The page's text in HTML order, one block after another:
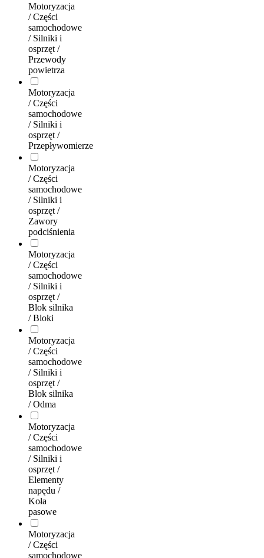
Motoryzacja
/ Części
samochodowe
/ Silniki i
osprzęt /
Przewody
powietrza
Motoryzacja
/ Części
samochodowe
/ Silniki i
osprzęt /
Przepływomierze
Motoryzacja
/ Części
samochodowe
/ Silniki i
osprzęt /
Zawory
podciśnienia
Motoryzacja
/ Części
samochodowe
/ Silniki i
osprzęt /
Blok silnika
/ Bloki
Motoryzacja
/ Części
samochodowe
/ Silniki i
osprzęt /
Blok silnika
/ Odma
Motoryzacja
/ Części
samochodowe
/ Silniki i
osprzęt /
Elementy
napędu /
Koła
pasowe
Motoryzacja
/ Części
samochodowe